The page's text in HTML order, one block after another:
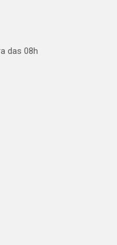
das 08h